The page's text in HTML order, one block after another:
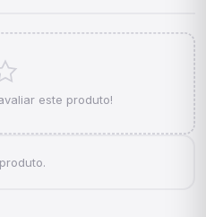
este produto!